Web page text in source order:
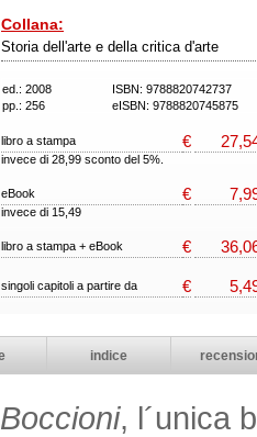
Collana:
Storia dell'arte e della critica d'arte
ed.: 2008
ISBN: 9788820742737
pp.: 256
eISBN: 9788820745875
libro a stampa €
invece di 28,99 sconto del 5%.
eBook €
invece di 15,49
libro a stampa + eBook €
singoli capitoli a partire da €
indice
, l´unica